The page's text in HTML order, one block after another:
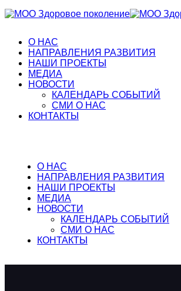
О НАС
НАПРАВЛЕНИЯ РАЗВИТИЯ
НАШИ ПРОЕКТЫ
МЕДИА
НОВОСТИ
КАЛЕНДАРЬ СОБЫТИЙ
СМИ О НАС
КОНТАКТЫ
О НАС
НАПРАВЛЕНИЯ РАЗВИТИЯ
НАШИ ПРОЕКТЫ
МЕДИА
НОВОСТИ
КАЛЕНДАРЬ СОБЫТИЙ
СМИ О НАС
КОНТАКТЫ